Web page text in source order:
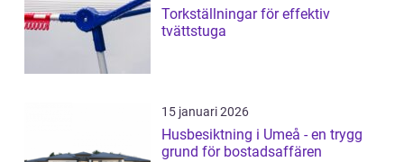
Torkställningar för effektiv
tvättstuga
15 januari 2026
Husbesiktning i Umeå - en trygg
grund för bostadsaffären